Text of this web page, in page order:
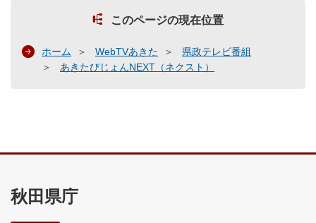
このページの現在位置
ホーム WebTVあきた
県政テレビ番組
あきたびじょんNEXT（ネクスト）
秋田県庁